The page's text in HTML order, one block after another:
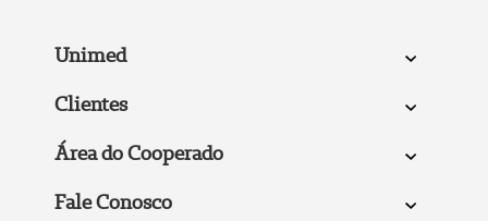
Unimed
Clientes
Área do Cooperado
Fale Conosco